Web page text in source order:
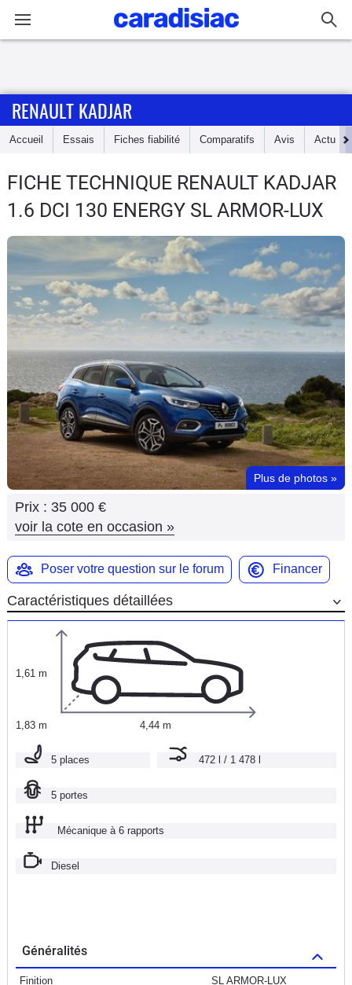
Accueil
Essais
Guide
Electriques
Utilitaires
Flottes
Auto
Services
Forum
Moto
Marques
RENAULT KADJAR
Accueil Essais Fiches fiabilité Comparatifs Avis Actu
FICHE TECHNIQUE RENAULT KADJAR
1.6 DCI 130 ENERGY SL ARMOR-LUX
Plus de photos »
Prix : 35 000 €
voir la cote en occasion »
Poser votre question sur le forum Financer
Caractéristiques détaillées
1,61 m
1,83 m 4,44 m
5 places 472 l / 1 478 l
5 portes
Mécanique à 6 rapports
Diesel
Généralités
Finition SL ARMOR-LUX